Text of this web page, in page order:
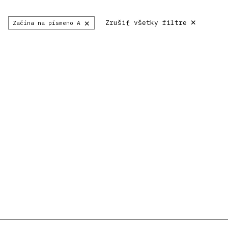
Začína na písmeno A × Zrušiť všetky filtre ×